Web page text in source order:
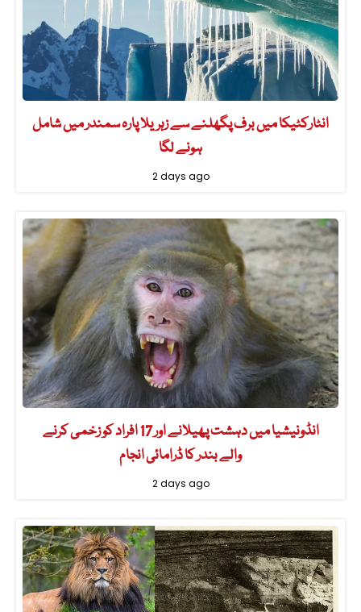
انٹارکٹیکا میں برف پگھلنے سے زہریلا پارہ سمندر میں شامل
ہونے لگا
2 days ago
انڈونیشیا میں دہشت پھیلانے اور 17 افراد کو زخمی کرنے
والے بندر کا ڈرامائی انجام
2 days ago